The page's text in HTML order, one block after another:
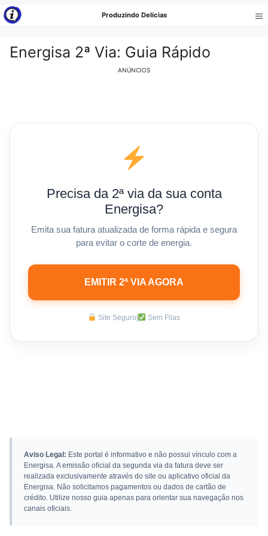
Pular
para
conteúdo
Produzindo Delícias
Energisa 2ª Via: Guia Rápido
ANÚNCIOS
Precisa da 2ª via da sua conta
Energisa?
Emita sua fatura atualizada de forma rápida e segura
para evitar o corte de energia.
EMITIR 2ª VIA AGORA
Site Seguro Sem Filas
Aviso Legal: Este portal é informativo e não possui vínculo com a
Energisa. A emissão oficial da segunda via da fatura deve ser
realizada exclusivamente através do site ou aplicativo oficial da
Energisa. Não solicitamos pagamentos ou dados de cartão de
crédito. Utilize nosso guia apenas para orientar sua navegação nos
canais oficiais.